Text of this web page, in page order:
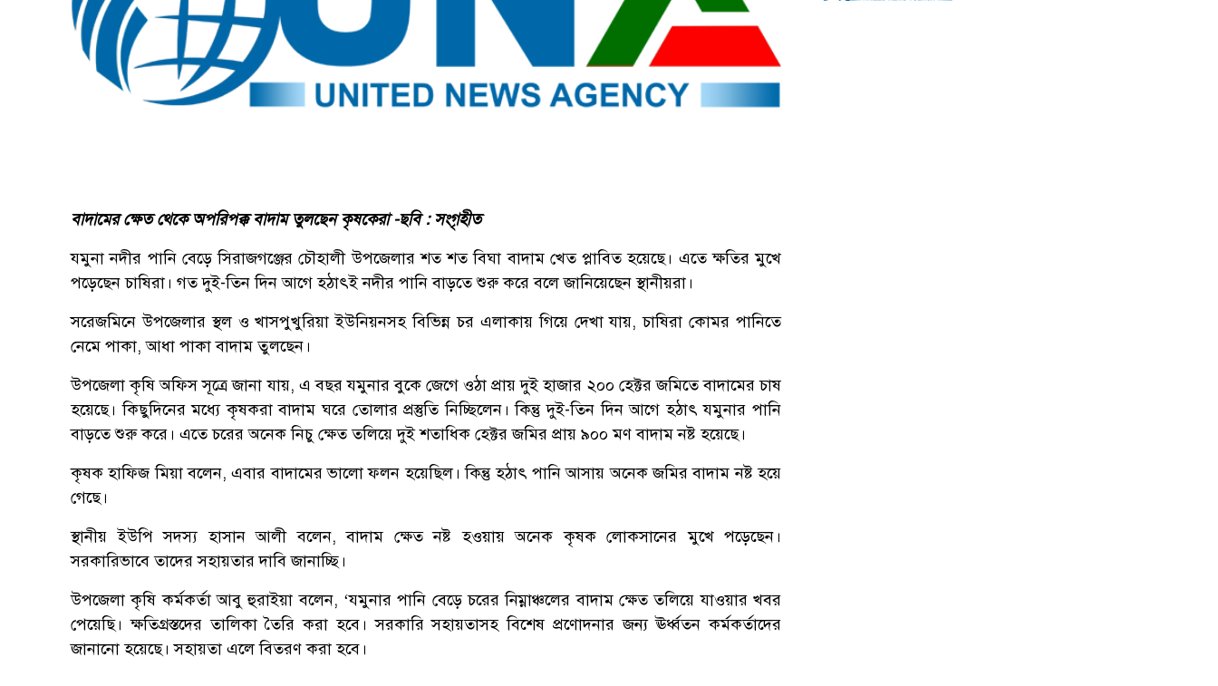
বাদামের ক্ষেত থেকে অপরিপক্ক বাদাম তুলছেন কৃষকেরা -ছবি : সংগৃহীত
যমুনা নদীর পানি বেড়ে সিরাজগঞ্জের চৌহালী উপজেলার শত শত বিঘা বাদাম খেত প্লাবিত হয়েছে। এতে ক্ষতির মুখে
পড়েছেন চাষিরা। গত দুই-তিন দিন আগে হঠাৎই নদীর পানি বাড়তে শুরু করে বলে জানিয়েছেন স্থানীয়রা।
সরেজমিনে উপজেলার স্থল ও খাসপুখুরিয়া ইউনিয়নসহ বিভিন্ন চর এলাকায় গিয়ে দেখা যায়, চাষিরা কোমর পানিতে
নেমে পাকা, আধা পাকা বাদাম তুলছেন।
উপজেলা কৃষি অফিস সূত্রে জানা যায়, এ বছর যমুনার বুকে জেগে ওঠা প্রায় দুই হাজার ২০০ হেক্টর জমিতে বাদামের চাষ
হয়েছে। কিছুদিনের মধ্যে কৃষকরা বাদাম ঘরে তোলার প্রস্তুতি নিচ্ছিলেন। কিন্তু দুই-তিন দিন আগে হঠাৎ যমুনার পানি
বাড়তে শুরু করে। এতে চরের অনেক নিচু ক্ষেত তলিয়ে দুই শতাধিক হেক্টর জমির প্রায় ৯০০ মণ বাদাম নষ্ট হয়েছে।
কৃষক হাফিজ মিয়া বলেন, এবার বাদামের ভালো ফলন হয়েছিল। কিন্তু হঠাৎ পানি আসায় অনেক জমির বাদাম নষ্ট হয়ে
গেছে।
স্থানীয় ইউপি সদস্য হাসান আলী বলেন, বাদাম ক্ষেত নষ্ট হওয়ায় অনেক কৃষক লোকসানের মুখে পড়েছেন।
সরকারিভাবে তাদের সহায়তার দাবি জানাচ্ছি।
উপজেলা কৃষি কর্মকর্তা আবু হুরাইয়া বলেন, ‘যমুনার পানি বেড়ে চরের নিম্নাঞ্চলের বাদাম ক্ষেত তলিয়ে যাওয়ার খবর
পেয়েছি। ক্ষতিগ্রস্তদের তালিকা তৈরি করা হবে। সরকারি সহায়তাসহ বিশেষ প্রণোদনার জন্য ঊর্ধ্বতন কর্মকর্তাদের
জানানো হয়েছে। সহায়তা এলে বিতরণ করা হবে।